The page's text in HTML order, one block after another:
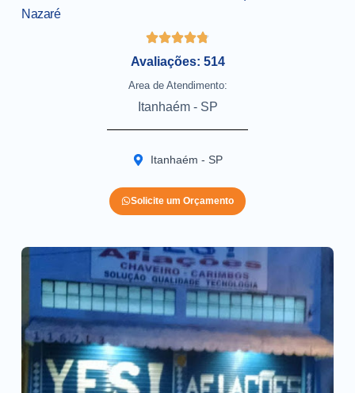
Nazaré
Avaliações: 514
Area de Atendimento:
Itanhaém - SP
Itanhaém - SP
Solicite um Orçamento